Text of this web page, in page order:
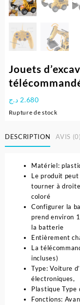
Jouets
2.680 د.ج
Rupture de stock
DESCRIPTION AVIS (0)
Matériel:
Le produit
tourner à
coloré
Configurer la
prend environ
la batterie
Entièrement
La
incluses)
Type: Voiture
électroniques,
Plastique
Fonctions: